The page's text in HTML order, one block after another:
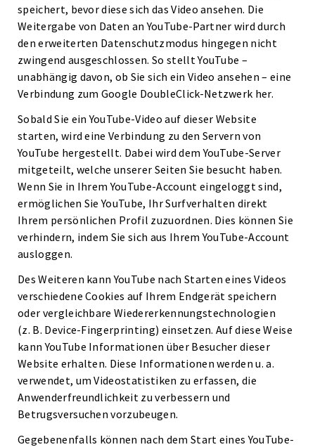
speichert, bevor diese sich das Video ansehen. Die
Weitergabe von Daten an YouTube-Partner wird durch
den erweiterten Datenschutzmodus hingegen nicht
zwingend ausgeschlossen. So stellt YouTube –
unabhängig davon, ob Sie sich ein Video ansehen – eine
Verbindung zum Google DoubleClick-Netzwerk her.
Sobald Sie ein YouTube-Video auf dieser Website
starten, wird eine Verbindung zu den Servern von
YouTube hergestellt. Dabei wird dem YouTube-Server
mitgeteilt, welche unserer Seiten Sie besucht haben.
Wenn Sie in Ihrem YouTube-Account eingeloggt sind,
ermöglichen Sie YouTube, Ihr Surfverhalten direkt
Ihrem persönlichen Profil zuzuordnen. Dies können Sie
verhindern, indem Sie sich aus Ihrem YouTube-Account
ausloggen.
Des Weiteren kann YouTube nach Starten eines Videos
verschiedene Cookies auf Ihrem Endgerät speichern
oder vergleichbare Wiedererkennungstechnologien
(z. B. Device-Fingerprinting) einsetzen. Auf diese Weise
kann YouTube Informationen über Besucher dieser
Website erhalten. Diese Informationen werden u. a.
verwendet, um Videostatistiken zu erfassen, die
Anwenderfreundlichkeit zu verbessern und
Betrugsversuchen vorzubeugen.
Gegebenenfalls können nach dem Start eines YouTube-